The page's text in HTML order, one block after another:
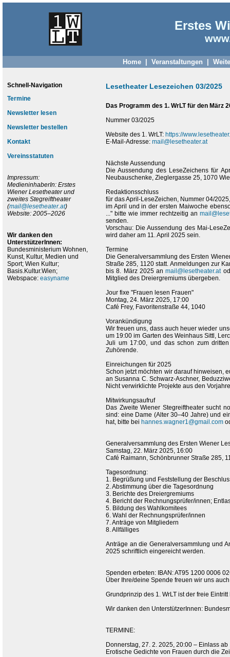
Erstes
Home| Veranstaltungen
Schnell-Navigation
Termine
Newsletter lesen
Newsletter bestellen
Kontakt
Vereinsstatuten
Impressum:
MedieninhaberIn: Erstes
Wiener Lesetheater und
zweites Stegreiftheater
(mail@lesetheater.at)
Website: 2005–2026
Wir danken den
UnterstützerInnen:
Bundesministerium Wohnen,
Kunst, Kultur, Medien und
Sport; Wien Kultur;
Basis.Kultur.Wien;
Webspace: easyname
Lesetheater Lesezeichen 03/2025
Das Programm des 1. WrLT für den März
Nummer 03/2025
Website des 1. WrLT: https://
E-Mail-Adresse: mail@lesetheater.at
Nächste Aussendung
Die Aussendung des LeseZeichens für
Neubauschenke, Zieglergasse 25, 1070
Redaktionsschluss
für das April-LeseZeichen, Nummer 04/
im April und in der ersten Maiwoche
..." bitte wie immer rechtzeitig an
senden.
Vorschau: Die Aussendung des Mai-
wird daher am 11. April 2025 sein.
Termine
Die Generalversammlung des Ersten
Straße 285, 1120 statt. Anmeldungen zur
bis 8. März 2025 anmail@lesetheater.at
Mitglied des Dreiergremiums übergeben.
Jour fixe "Frauen lesen Frauen"
Montag, 24. März 2025, 17:00
Café Frey, Favoritenstraße 44, 1040
Vorankündigung
Wir freuen uns, dass auch heuer wieder
um 19:00 im Garten des Weinhaus Sittl,
Juli um 17:00, und das schon zum
Zuhörende.
Einreichungen für 2025
Schon jetzt möchten wir darauf hinweisen,
an Susanna C. Schwarz-Aschner,
Nicht verwirklichte Projekte aus den
Mitwirkungsaufruf
Das Zweite Wiener Stegreiftheater sucht
sind: eine Dame (Alter 30–40 Jahre) und
hat, bitte bei hannes.wagner1@gmail.com
Generalversammlung des Ersten Wiener
Samstag, 22. März 2025, 16:00
Café Raimann, Schönbrunner Straße 285,
Tagesordnung:
1. Begrüßung und Feststellung der
2. Abstimmung über die Tagesordnung
3. Berichte des Dreiergremiums
4. Bericht der Rechnungsprüfer/innen;
5. Bildung des Wahlkomitees
6. Wahl der Rechnungsprüfer/innen
7. Anträge von Mitgliedern
8. Allfälliges
Anträge an die Generalversammlung und
2025 schriftlich eingereicht werden.
Spenden erbeten: IBAN: AT95 1200 0006
Über Ihre/deine Spende freuen wir uns
Grundprinzip des 1. WrLT ist der freie
Wir danken den UnterstützerInnen:
TERMINE:
Donnerstag, 27. 2. 2025, 20:00 – Einlass ab
Erotische Gedichte von Frauen durch die